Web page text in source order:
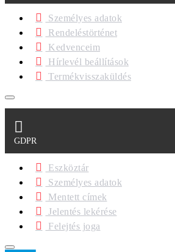
Személyes adatok
Rendeléstörténet
Kedvenceim
Hírlevél beállítások
Termékvisszaküldés
GDPR
Eszköztár
Személyes adatok
Mentett címek
Jelentés lekérése
Felejtés joga